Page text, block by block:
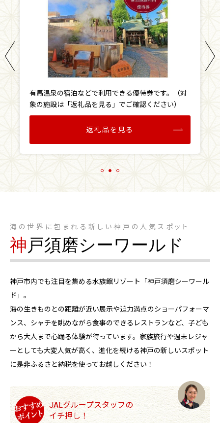
有馬温泉の宿泊などで利用できる優待券です。（対
象の施設は「返礼品を見る」でご確認ください）
返礼品を見る
海の世界に包まれる新しい神戸の人気スポット
神 戸須磨シーワールド
神戸市内でも注目を集める水族館リゾート「神戸須磨シーワール
ド」。
海の生きものとの距離が近い展示や迫力満点のショーパフォーマ
ンス、シャチを眺めながら食事のできるレストランなど、子ども
から大人まで心踊る体験が待っています。家族旅行や週末レジャ
ーとしても大変人気が高く、進化を続ける神戸の新しいスポット
に是非ふるさと納税を使ってお越しください！
JALグループスタッフの
イチ押し！